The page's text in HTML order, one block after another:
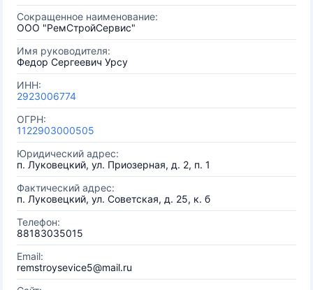
Сокращенное наименование:
ООО "РемСтройСервис"
Имя руководителя:
Федор Сергеевич Урсу
ИНН:
2923006774
ОГРН:
1122903000505
Юридический адрес:
п. Луковецкий, ул. Приозерная, д. 2, п. 1
Фактический адрес:
п. Луковецкий, ул. Советская, д. 25, к. б
Телефон:
88183035015
Email:
remstroysevice5@mail.ru